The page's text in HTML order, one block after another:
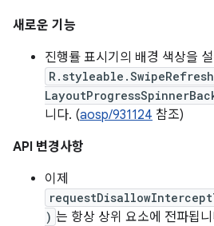
새로운 기능
진행률 표시기의 배경 색상을
니다. (aosp/931124 참조)
API 변경사항
이제
) 는 항상 상위 요소에 전파됩